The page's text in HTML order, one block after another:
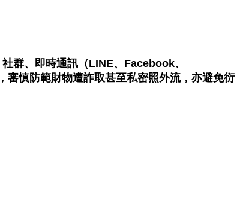
群、即時通訊（LINE、Facebook、
審慎防範財物遭詐取甚至私密照外流，亦避免衍